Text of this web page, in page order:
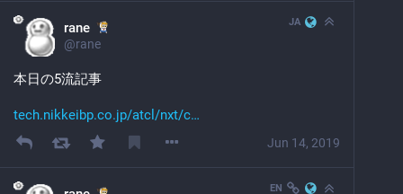
rane
@rane
JA
‪本日の5流記事
tech.nikkeibp.co.jp/atcl/nxt/c
Jun 14, 2019
EN